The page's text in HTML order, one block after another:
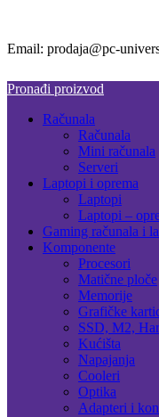
Email: prodaja@pc-
Pronađi proizvod
Računala
Računala
Mini računala
Serveri
Laptopi i oprema
Laptopi
Laptopi –
Gaming računala i
Komponente
Procesori
Matične ploče
Memorije
Grafičke
SSD, M2,
Kućišta
Napajanja
Cooleri
Optika
Adapteri i